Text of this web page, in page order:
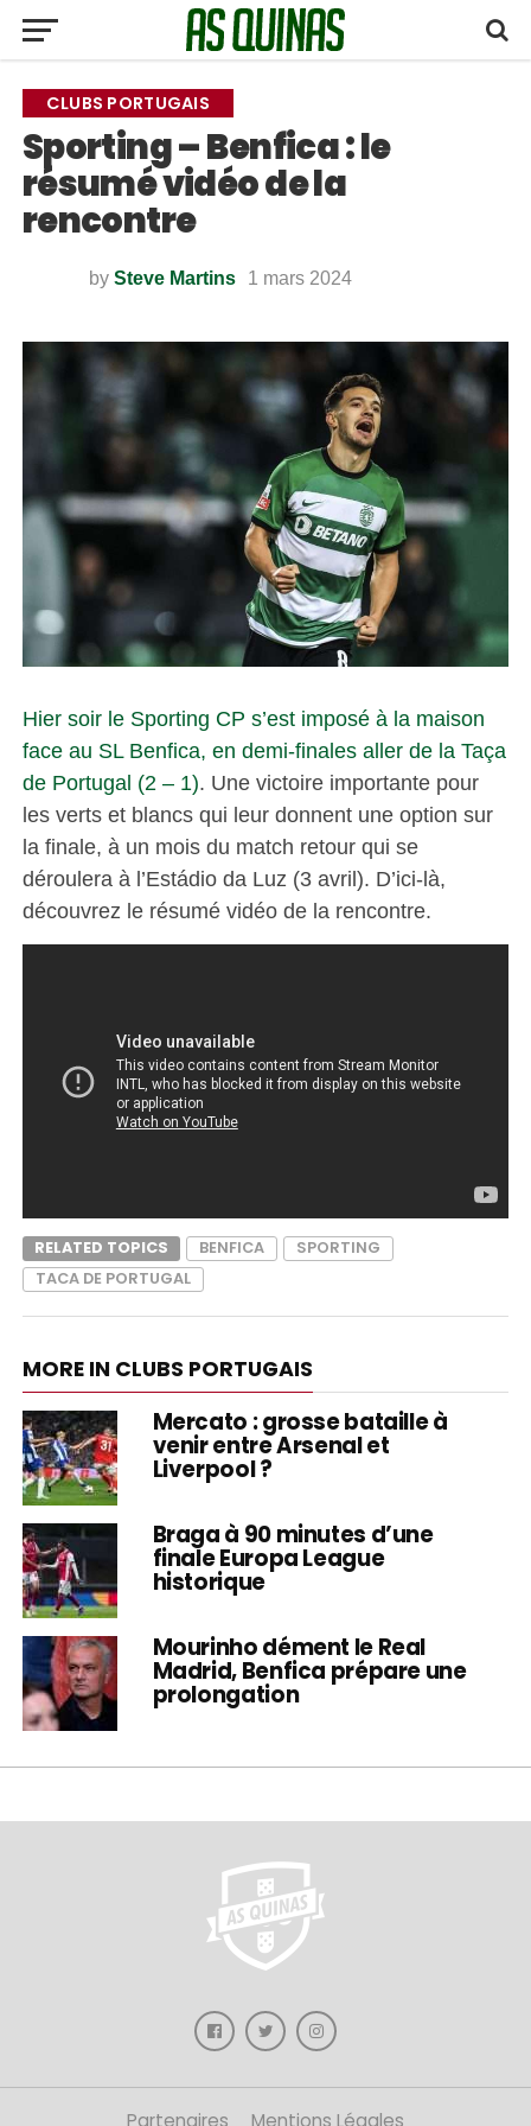
CLUBS PORTUGAIS
Sporting – Benfica : le
résumé vidéo de la
rencontre
by Steve Martins 1 mars 2024
Hier soir le Sporting CP s’est imposé à la maison
face au SL Benfica, en demi-finales aller de la Taça
de Portugal (2 – 1). Une victoire importante pour
les verts et blancs qui leur donnent une option sur
la finale, à un mois du match retour qui se
déroulera à l’Estádio da Luz (3 avril). D’ici-là,
découvrez le résumé vidéo de la rencontre.
RELATED TOPICS BENFICA
SPORTING
TACA DE PORTUGAL
MORE IN CLUBS PORTUGAIS
Mercato : grosse bataille à
venir entre Arsenal et
Liverpool ?
Braga à 90 minutes d’une
finale Europa League
historique
Mourinho dément le Real
Madrid, Benfica prépare une
prolongation
Partenaires Mentions Légales